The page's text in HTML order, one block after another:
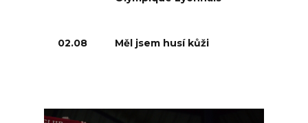
02.08 Měl jsem husí kůži